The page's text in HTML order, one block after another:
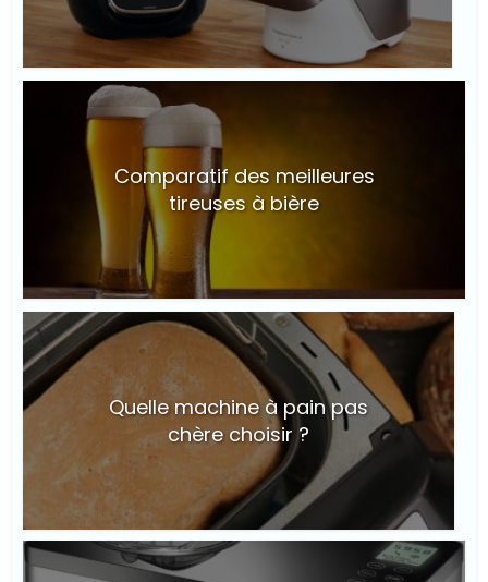
© Suite101
© Suite101
Comparatif des meilleures
tireuses à bière
© Suite101
Quelle machine à pain pas
chère choisir ?